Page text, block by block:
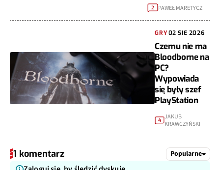
2 PAWEŁ MARETYCZ
GRY02 SIE 2026
Czemu nie ma
Bloodborne na
PC?
Wypowiada
się były szef
PlayStation
4 JAKUB
KRAWCZYŃSKI
1 komentarz Popularne